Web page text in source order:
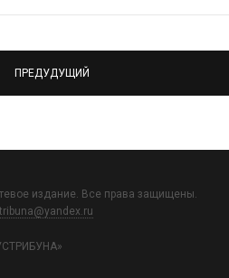
ПРЕДУДУЩИЙ
издание. Все права защищены.